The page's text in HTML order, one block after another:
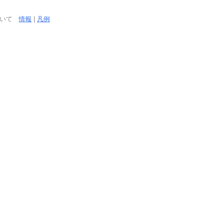
いて情報 凡例